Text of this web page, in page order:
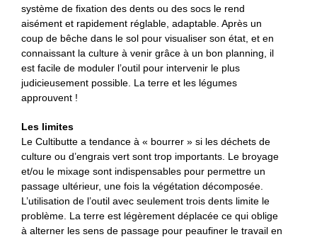
système de fixation des dents ou des socs le rend
aisément et rapidement réglable, adaptable. Après un
coup de bêche dans le sol pour visualiser son état, et en
connaissant la culture à venir grâce à un bon planning, il
est facile de moduler l’outil pour intervenir le plus
judicieusement possible. La terre et les légumes
approuvent !
Les limites
Le Cultibutte a tendance à « bourrer » si les déchets de
culture ou d’engrais vert sont trop importants. Le broyage
et/ou le mixage sont indispensables pour permettre un
passage ultérieur, une fois la végétation décomposée.
L’utilisation de l’outil avec seulement trois dents limite le
problème. La terre est légèrement déplacée ce qui oblige
à alterner les sens de passage pour peaufiner le travail en